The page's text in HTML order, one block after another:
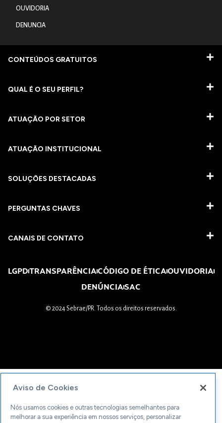
OUVIDORIA
DENUNCIA
CONTEÚDOS GRATUITOS
QUAL É O SEU PERFIL?
ATUAÇÃO POR SETOR
ATUAÇÃO INSTITUCIONAL
SOLUÇÕES DESTACADAS
PERGUNTAS CHAVES​
CANAIS DE CONTATO
LGPDTRANSPARÊNCIACÓDIGO DE ÉTICAOUVIDORIA
DENÚNCIASAC
© 2024 Sebrae/PR. Todos os direitos reservados.
Aviso de Cookies
Nós usamos cookies e outras tecnologias semelhantes para
melhorar a sua experiência em nossos serviços, personalizar